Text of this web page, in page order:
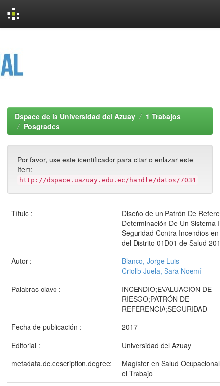
Dspace de la Universidad del Azuay
1 Trabajos
Posgrados
Por favor, use este identificador para citar o enlazar este
ítem:
http://dspace.uazuay.edu.ec/handle/datos/7034
Título :
Diseño de un Patrón De
Determinación De Un Sistema
Seguridad Contra Incendios
del Distrito 01D01 de Salud
Autor :
Blanco, Jorge Luis
Criollo Juela, Sara Noemí
Palabras clave :
INCENDIO;EVALUACIÓN DE
RIESGO;PATRÓN DE
REFERENCIA;SEGURIDAD
Fecha de publicación :
2017
Editorial :
Universidad del Azuay
metadata.dc.description.degree:
Magíster en Salud
el Trabajo